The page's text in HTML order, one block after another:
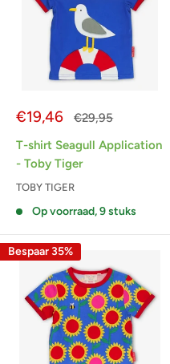
Actieprijs
€19,46
Normale
€29,95
T-shirt Seagull Application
- Toby Tiger
TOBY TIGER
Op voorraad, 9 stuks
Bespaar 35%